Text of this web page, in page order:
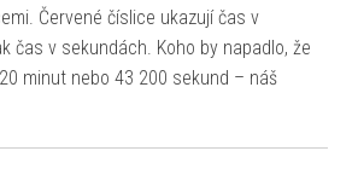
Červené číslice ukazují čas v
čas v sekundách. Koho by napadlo, že
minut nebo 43 200 sekund – náš